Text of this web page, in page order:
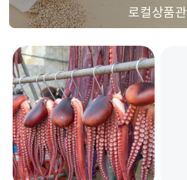
로컬상품관